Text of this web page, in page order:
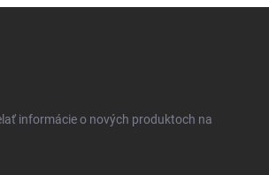
informácie o nových produktoch na